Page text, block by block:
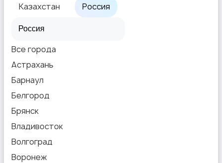
Казахстан Россия
Все города
Астрахань
Барнаул
Белгород
Брянск
Владивосток
Волгоград
Воронеж